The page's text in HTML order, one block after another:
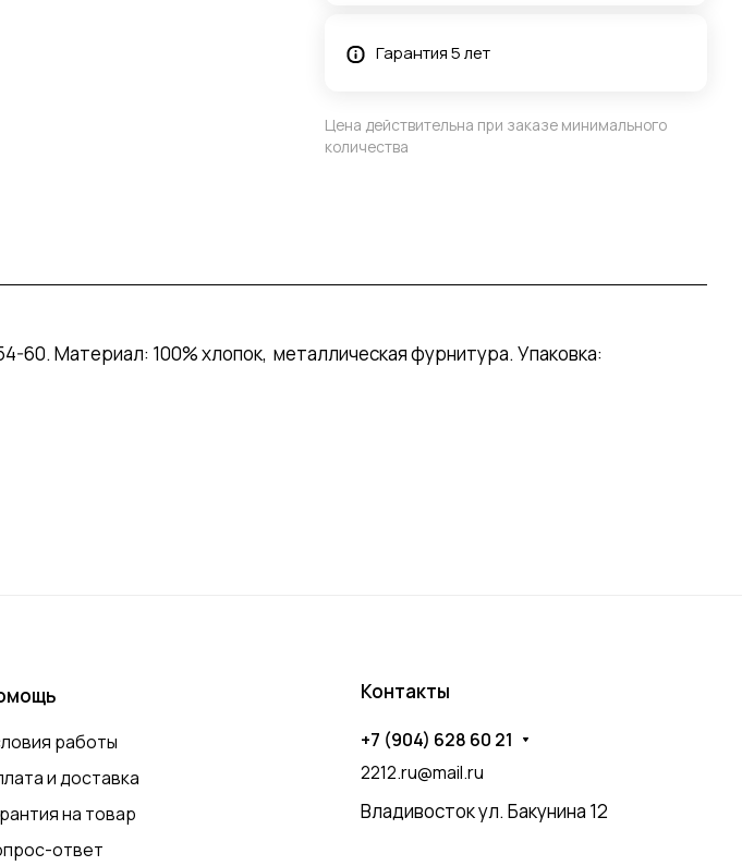
Гарантия 5 лет
Цена действительна при заказе минимального
количества
60. Материал: 100% хлопок, металлическая фурнитура. Упаковка:
работы
и доставка
на товар
ответ
Контакты
+7 (904) 628 60 21
2212.ru@mail.ru
Владивосток ул. Бакунина 12